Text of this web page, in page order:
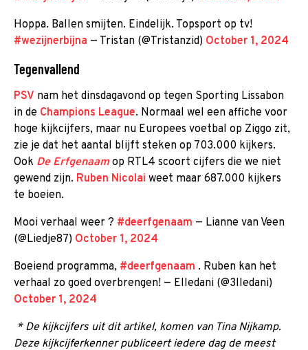
Hoppa. Ballen smijten. Eindelijk. Topsport op tv!
#wezijnerbijna — Tristan (@Tristanzid) October 1, 2024
Tegenvallend
PSV nam het dinsdagavond op tegen Sporting Lissabon
in de Champions League. Normaal wel een affiche voor
hoge kijkcijfers, maar nu Europees voetbal op Ziggo zit,
zie je dat het aantal blijft steken op 703.000 kijkers.
Ook De Erfgenaam op RTL4 scoort cijfers die we niet
gewend zijn. Ruben Nicolai weet maar 687.000 kijkers
te boeien.
Mooi verhaal weer ? #deerfgenaam — Lianne van Veen
(@Liedje87) October 1, 2024
Boeiend programma, #deerfgenaam . Ruben kan het
verhaal zo goed overbrengen! — Elledani (@3lledani)
October 1, 2024
* De kijkcijfers uit dit artikel, komen van Tina Nijkamp.
Deze kijkcijferkenner publiceert iedere dag de meest